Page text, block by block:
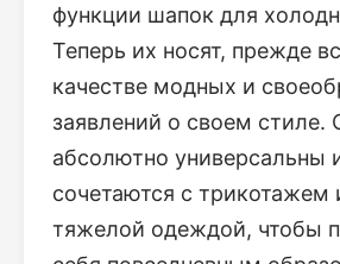
функции шапок для
Теперь их носят, прежде
качестве модных и
заявлений о своем стиле.
абсолютно универсальны
сочетаются с трикотажем
тяжелой одеждой, чтобы